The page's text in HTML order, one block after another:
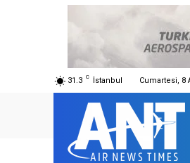
31.3 C İstanbul Cumartesi, 8